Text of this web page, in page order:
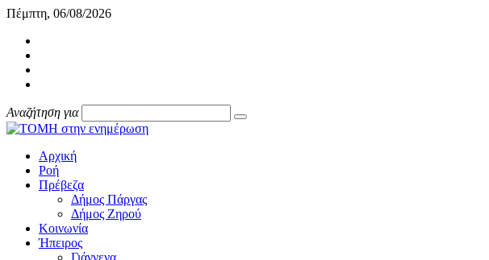
Πέμπτη, 06/08/2026
Αναζήτηση για
Αρχική
Ροή
Πρέβεζα
Δήμος Πάργας
Δήμος Ζηρού
Κοινωνία
Ήπειρος
Γιάννενα